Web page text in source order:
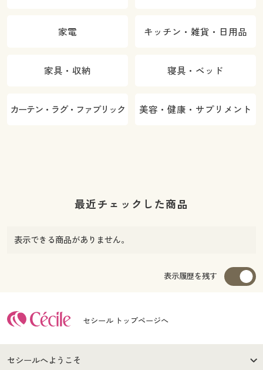
家電 キッチン・雑貨・日用品
家具・収納 寝具・ベッド
カーテン・ラグ・ファブリック 美容・健康・サプリメント
最近チェックした商品
表示できる商品がありません。
表示履歴を残す
セシール トップページへ
セシールへようこそ